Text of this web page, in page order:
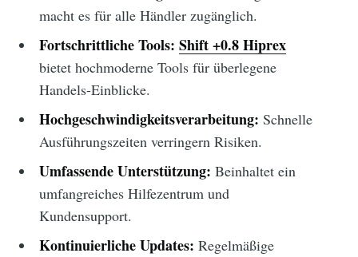
macht es für alle Händler zugänglich.
Fortschrittliche Tools: Shift +0.8 Hiprex
bietet hochmoderne Tools für überlegene
Handels-Einblicke.
Hochgeschwindigkeitsverarbeitung: Schnelle
Ausführungszeiten verringern Risiken.
Umfassende Unterstützung: Beinhaltet ein
umfangreiches Hilfezentrum und
Kundensupport.
Kontinuierliche Updates: Regelmäßige